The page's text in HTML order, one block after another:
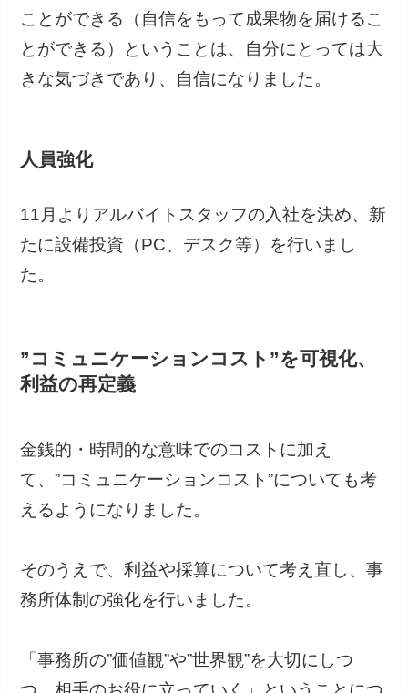
ことができる（自信をもって成果物を届けるこ
とができる）ということは、自分にとっては大
きな気づきであり、自信になりました。
人員強化
11月よりアルバイトスタッフの入社を決め、新
たに設備投資（PC、デスク等）を行いまし
た。
”コミュニケーションコスト”を可視化、
利益の再定義
金銭的・時間的な意味でのコストに加え
て、”コミュニケーションコスト”についても考
えるようになりました。
そのうえで、利益や採算について考え直し、事
務所体制の強化を行いました。
「事務所の”価値観”や”世界観”を大切にしつ